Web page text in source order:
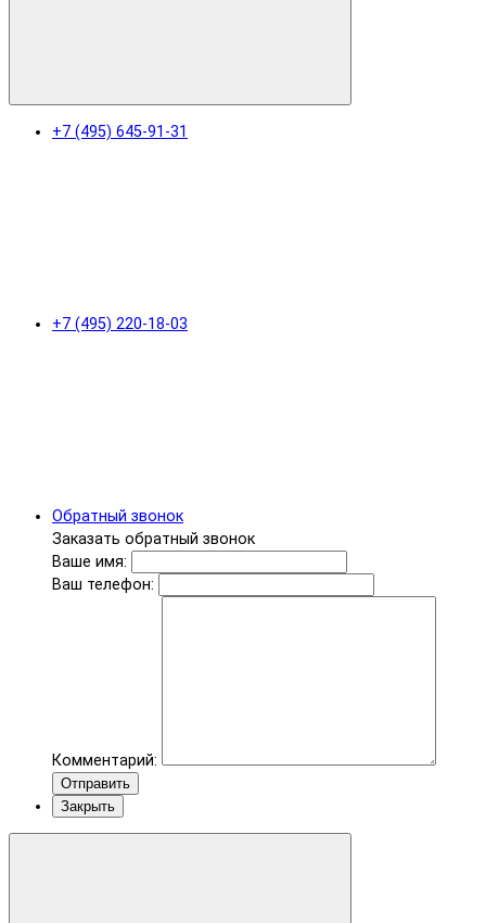
+7 (495) 645-91-31
+7 (495) 220-18-03
Обратный звонок
Заказать обратный звонок
Ваше имя:
Ваш телефон:
Комментарий:
Отправить
Закрыть